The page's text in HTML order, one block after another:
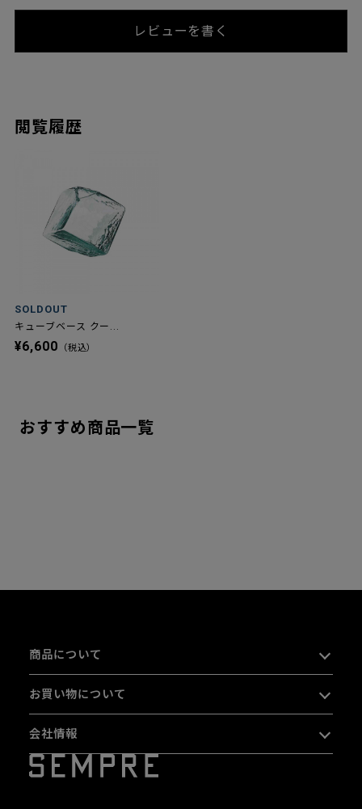
レビューを書く
閲覧履歴
SOLDOUT
キューブベース クー...
¥6,600 （税込）
おすすめ商品一覧
商品について
お買い物について
会社情報